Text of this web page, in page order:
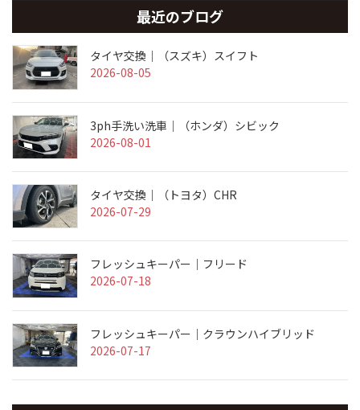
最近のブログ
タイヤ交換｜（スズキ）スイフト
2026-08-05
3ph手洗い洗車｜（ホンダ）シビック
2026-08-01
タイヤ交換｜（トヨタ）CHR
2026-07-29
フレッシュキーパー｜フリード
2026-07-18
フレッシュキーパー｜クラウンハイブリッド
2026-07-17